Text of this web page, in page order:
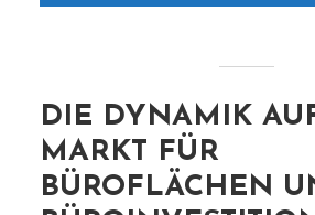
DIE DYNAMIK
MARKT FÜR
BÜROFLÄCHEN